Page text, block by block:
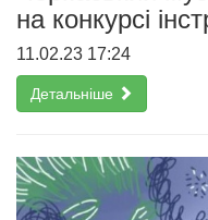
на конкурсі
11.02.23 17:24
Детальніше